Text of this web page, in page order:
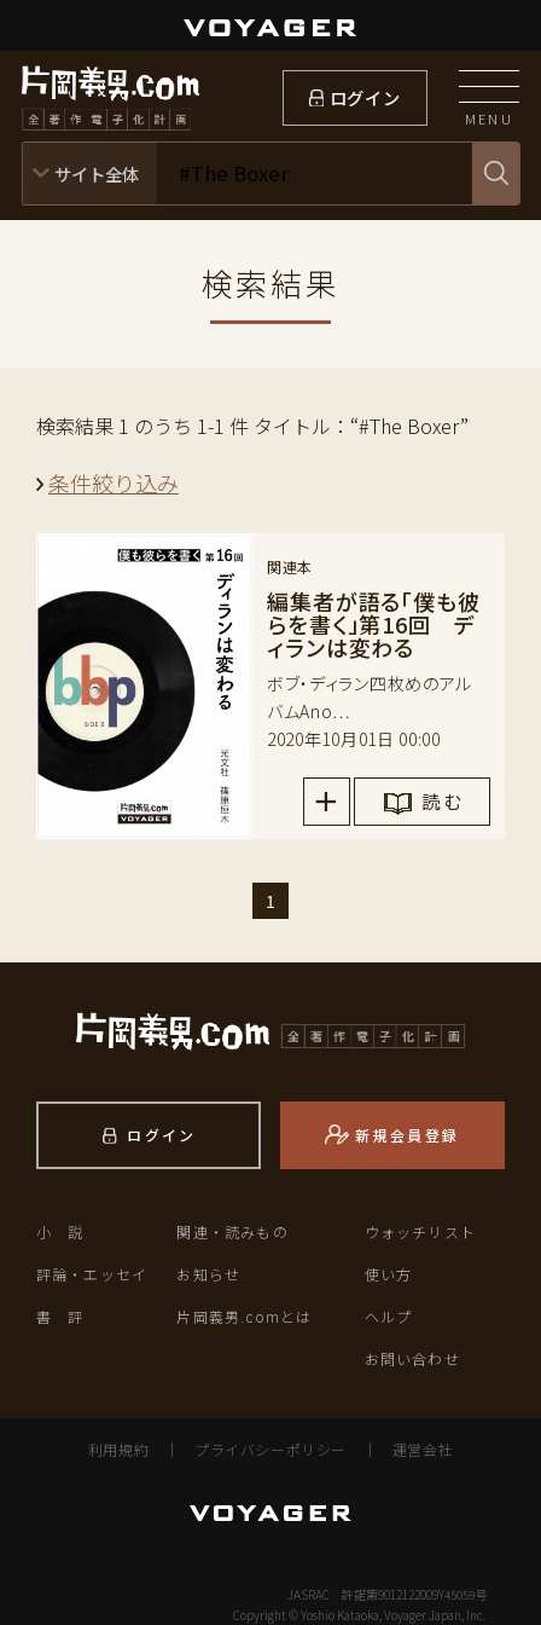
ログイン
MENU
検索結果
検索結果 1 のうち 1-1 件 タイトル：“#The Boxer”
条件絞り込み
関連本
編集者が語る「僕も彼
らを書く」第16回 デ
ィランは変わる
ボブ・ディラン四枚めのアル
バムAno…
2020年10月01日 00:00
読 む
1
ログイン 新規会員登録
小 説
評論・エッセイ
書 評
関連・読みもの
お知らせ
片岡義男.comとは
ウォッチリスト
使い方
ヘルプ
お問い合わせ
利用規約 ｜ プライバシーポリシー ｜ 運営会社
JASRAC 許諾第9012122009Y45059号
Copyright © Yoshio Kataoka, Voyager Japan, Inc.